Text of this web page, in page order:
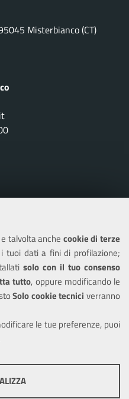
e talvolta anche cookie di terze
tuoi dati a fini di profilazione;
solo con il tuo consenso
tutto, oppure modificando le
Solo cookie tecnici verranno
le tue preferenze, puoi
Misterbianco (CT)